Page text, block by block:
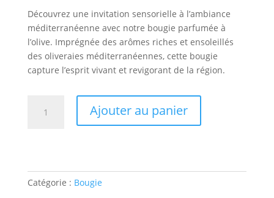
Découvrez une invitation sensorielle à l’ambiance
méditerranéenne avec notre bougie parfumée à
l’olive. Imprégnée des arômes riches et ensoleillés
des oliveraies méditerranéennes, cette bougie
capture l’esprit vivant et revigorant de la région.
Ajouter au panier
Catégorie : Bougie